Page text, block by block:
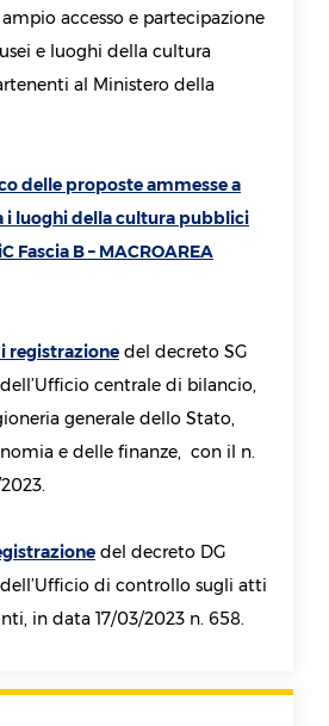
accesso e partecipazione
e luoghi della cultura
al Ministero della
delle proposte ammesse a
i luoghi della cultura pubblici
Fascia B – MACROAREA
registrazione del decreto SG
centrale di bilancio,
generale dello Stato,
e delle finanze, con il n.
del decreto DG
dell’Ufficio di controllo sugli atti
in data 17/03/2023 n. 658.